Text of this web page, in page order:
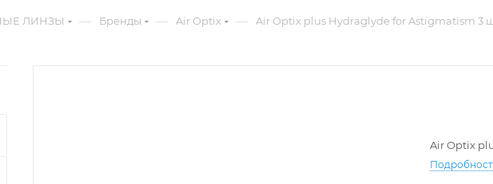
ЛИНЗЫ — Бренды — Air Optix — Air Optix plus Hydraglyde for Astigmatism 3
Air Optix